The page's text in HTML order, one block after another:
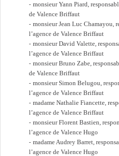
monsieur Yann Piard,
de Valence Briffaut
monsieur Jean Luc Chamayou,
l’agence de Valence Briffaut
monsieur David Valette,
l’agence de Valence Briffaut
monsieur Bruno Zabe,
de Valence Briffaut
monsieur Simon Belugou,
l’agence de Valence Briffaut
madame Nathalie Fiancette,
l’agence de Valence Briffaut
monsieur Florent Bastien,
l’agence de Valence Hugo
madame Audrey Barret,
l’agence de Valence Hugo